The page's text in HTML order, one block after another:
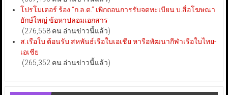
โปรโมเตอร์ ร้อง “ก.ล.ต.” เพิกถอนการรับจดทะเบียน บ.สื่อโฆษณา
ยักษ์ใหญ่ ข้อหาปลอมเอกสาร
(276,558 คน อ่านข่าวนี้แล้ว)
ส.เรือใบ ต้อนรับ สหพันธ์เรือใบเอเชีย หารือพัฒนากีฬาเรือใบไทย-
เอเชีย
(265,352 คน อ่านข่าวนี้แล้ว)